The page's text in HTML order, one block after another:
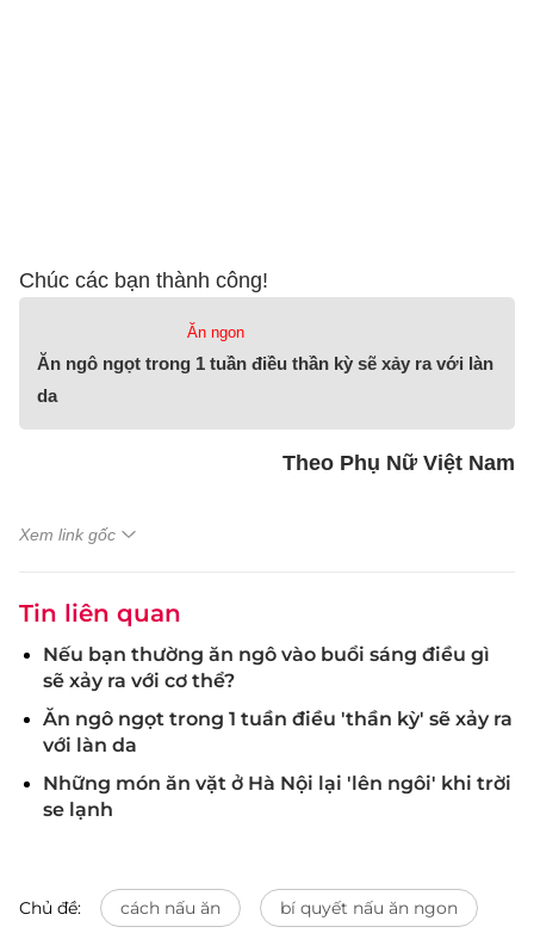
Chúc các bạn thành công!
Ăn ngon
Ăn ngô ngọt trong 1 tuần điều thần kỳ sẽ xảy ra với làn
da
Theo Phụ Nữ Việt Nam
Xem link gốc
Tin liên quan
Nếu bạn thường ăn ngô vào buổi sáng điều gì
sẽ xảy ra với cơ thể?
Ăn ngô ngọt trong 1 tuần điều 'thần kỳ' sẽ xảy ra
với làn da
Những món ăn vặt ở Hà Nội lại 'lên ngôi' khi trời
se lạnh
Chủ đề: cách nấu ăn bí quyết nấu ăn ngon